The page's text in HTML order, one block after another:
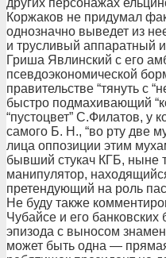
других персонажах
Коржаков не придумал
однозначно выведет из
и трусливый аппаратный
Гриша Явлинский с его
псевдоэкономической
правительстве “тянуть с
быстро подмахивающий
“пустоцвет” С.Филатов, у
самого Б. Н., “во рту две
лица оппозиции этим
бывший стукач КГБ,
манипулятор,
претендующий на роль
Не буду также
Чубайсе и его
эпизода с выносом
может быть одна —